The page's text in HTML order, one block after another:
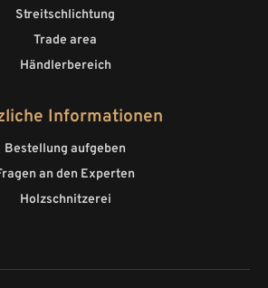
Streitschlichtung
Trade area
Händlerbereich
Informationen
Bestellung aufgeben
an den Experten
Holzschnitzerei